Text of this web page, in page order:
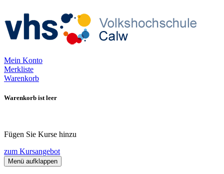
Mein Konto
Merkliste
Warenkorb
Warenkorb ist leer
Fügen Sie Kurse hinzu
zum Kursangebot
Menü aufklappen